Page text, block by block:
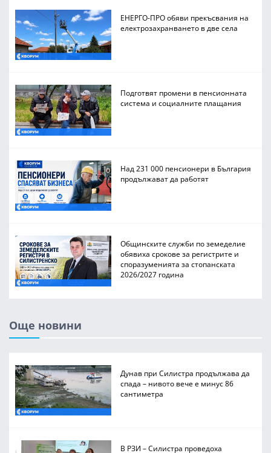
ЕНЕРГО-ПРО обяви прекъсвания на
електрозахранването в две села
Подготвят промени в пенсионната
система и социалните плащания
Над 231 000 пенсионери в България
продължават да работят
Общинските служби по земеделие
обявиха срокове за регистрите и
споразуменията за стопанската
2026/2027 година
Още новини
Дунав при Силистра продължава да
спада – нивото вече е минус 86
сантиметра
В РЗИ – Силистра проведоха